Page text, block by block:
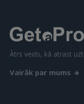
Vēl
Ātrs veids, kā atrast
Vairāk par mums